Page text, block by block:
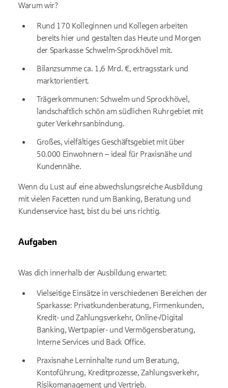
Warum wir?
Rund 170 Kolleginnen und Kollegen arbeiten
bereits hier und gestalten das Heute und Morgen
der Sparkasse Schwelm-Sprockhövel mit.
Bilanzsumme ca. 1,6 Mrd. €, ertragsstark und
marktorientiert.
Trägerkommunen: Schwelm und Sprockhövel,
landschaftlich schön am südlichen Ruhrgebiet mit
guter Verkehrsanbindung.
Großes, vielfältiges Geschäftsgebiet mit über
50.000 Einwohnern – ideal für Praxisnähe und
Kundennähe.
Wenn du Lust auf eine abwechslungsreiche Ausbildung
mit vielen Facetten rund um Banking, Beratung und
Kundenservice hast, bist du bei uns richtig.
Aufgaben
Was dich innerhalb der Ausbildung erwartet:
Vielseitige Einsätze in verschiedenen Bereichen der
Sparkasse: Privatkundenberatung, Firmenkunden,
Kredit- und Zahlungsverkehr, Online-/Digital
Banking, Wertpapier- und Vermögensberatung,
Interne Services und Back Office.
Praxisnahe Lerninhalte rund um Beratung,
Kontoführung, Kreditprozesse, Zahlungsverkehr,
Risikomanagement und Vertrieb.